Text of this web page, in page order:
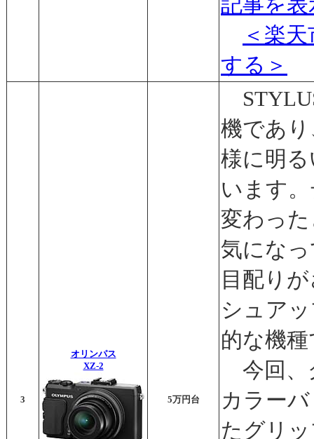
＜楽
する＞
3
オリンパス
XZ-2
5万円台
機であ
様に明
います
変わっ
気にな
目配り
シュア
的な機
今回、
カラー
たグリ